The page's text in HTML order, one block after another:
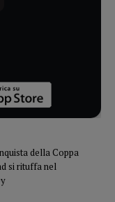
della Coppa
si rituffa nel